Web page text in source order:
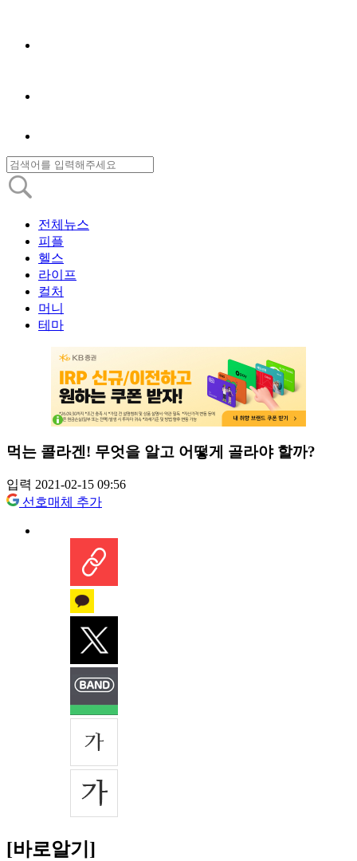
전체뉴스
피플
헬스
라이프
컬처
머니
테마
먹는 콜라겐! 무엇을 알고 어떻게 골라야 할까?
입력 2021-02-15 09:56
선호매체 추가
[바로알기]